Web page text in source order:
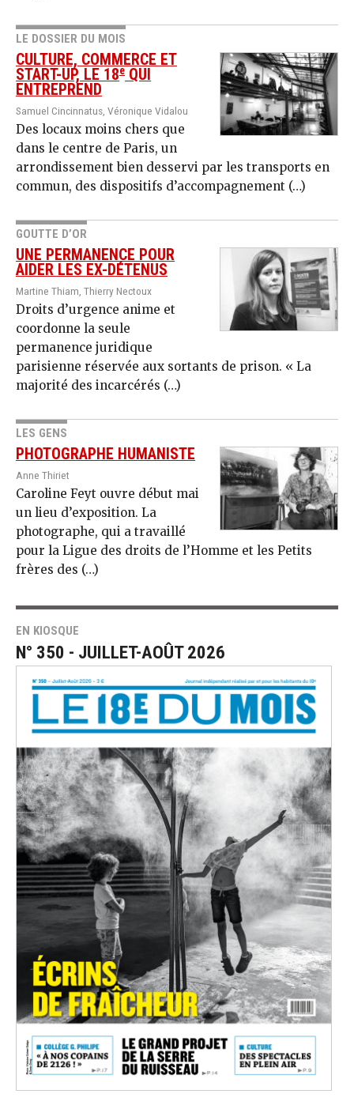
LE DOSSIER DU MOIS
CULTURE, COMMERCE ET
START-UP, LE 18e QUI
ENTREPREND
Samuel Cincinnatus, Véronique Vidalou
Des locaux moins chers que
dans le centre de Paris, un
arrondissement bien desservi par les transports en
commun, des dispositifs d’accompagnement (…)
GOUTTE D’OR
UNE PERMANENCE POUR
AIDER LES EX-DÉTENUS
Martine Thiam, Thierry Nectoux
Droits d’urgence anime et
coordonne la seule
permanence juridique
parisienne réservée aux sortants de prison. « La
majorité des incarcérés (…)
LES GENS
PHOTOGRAPHE HUMANISTE
Anne Thiriet
Caroline Feyt ouvre début mai
un lieu d’exposition. La
photographe, qui a travaillé
pour la Ligue des droits de l’Homme et les Petits
frères des (…)
EN KIOSQUE
N° 350 - JUILLET-AOÛT 2026